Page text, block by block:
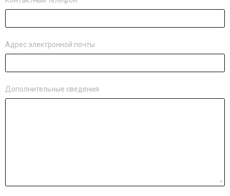
Адрес электронной почты
Дополнительные сведения